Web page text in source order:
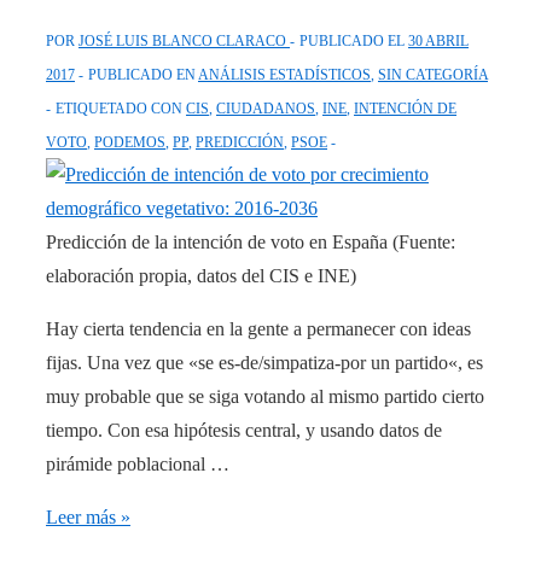
POR JOSÉ LUIS BLANCO CLARACO PUBLICADO EL 30 ABRIL
2017
PUBLICADO ENANÁLISIS ESTADÍSTICOS, SIN CATEGORÍA
ETIQUETADO CON CIS, CIUDADANOS, INE, INTENCIÓN DE
VOTO, PODEMOS, PP, PREDICCIÓN, PSOE
Predicción de la intención de voto en España (Fuente:
elaboración propia, datos del CIS e INE)
Hay cierta tendencia en la gente a permanecer con ideas
fijas. Una vez que «se es-de/simpatiza-por un partido«, es
muy probable que se siga votando al mismo partido cierto
tiempo. Con esa hipótesis central, y usando datos de
pirámide poblacional …
Predicción
Leer más »